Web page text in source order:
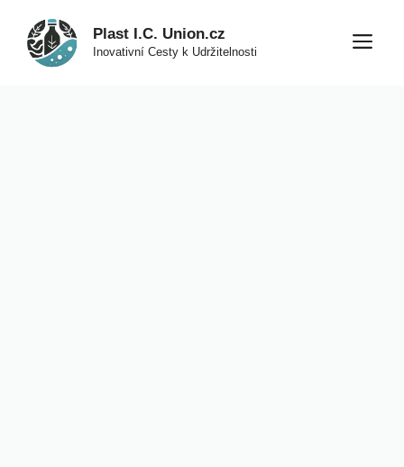
obsah
Plast I.C. Union.cz
Inovativní Cesty k Udržitelnosti